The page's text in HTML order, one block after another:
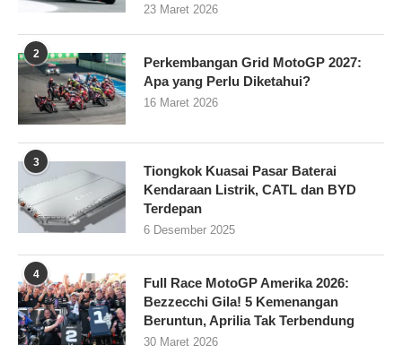
23 Maret 2026
2
Perkembangan Grid MotoGP 2027:
Apa yang Perlu Diketahui?
16 Maret 2026
3
Tiongkok Kuasai Pasar Baterai
Kendaraan Listrik, CATL dan BYD
Terdepan
6 Desember 2025
4
Full Race MotoGP Amerika 2026:
Bezzecchi Gila! 5 Kemenangan
Beruntun, Aprilia Tak Terbendung
30 Maret 2026